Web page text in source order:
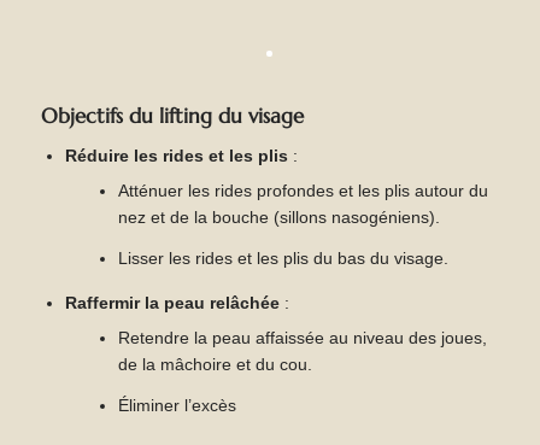
Objectifs du lifting du visage
Réduire les rides et les plis :
Atténuer les rides profondes et les plis autour du
nez et de la bouche (sillons nasogéniens).
Lisser les rides et les plis du bas du visage.
Raffermir la peau relâchée :
Retendre la peau affaissée au niveau des joues,
de la mâchoire et du cou.
Éliminer l’excès